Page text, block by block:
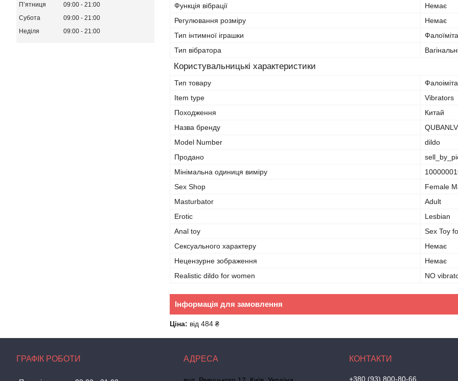
Функція вібрації
Немає
Регулювання розміру
Немає
Тип інтимної іграшки
Тип вібратора
Користувальницькі характеристики
Тип товару
Item type
Vibrators
Походження
Китай
Назва бренду
QUBANLV
Model Number
dildo
Продано
Мінімальна одиниця виміру
Sex Shop
Female
Masturbator
Adult
Erotic
Lesbian
Anal toy
Sex Toy
Сексуального характеру
Немає
Нецензурне зображення
Немає
Realistic dildo for women
NO
Інформація для замовлення
Ціна: від 484 ₴
Пʼятниця
09:00
21:00
Субота
09:00
21:00
Неділя
09:00 21:00
ГРАФІК РОБОТИ
+380 (93) 800-80-66